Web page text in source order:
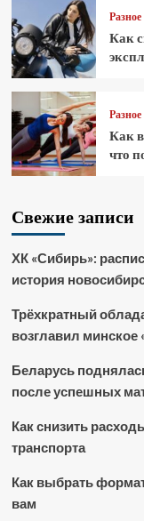
Разное
Как
Разное
Как
что
Свежие записи
ХК «Сибирь»:
история
Трёхкратный
возглавил минское
Беларусь
после успешных
Как снизить
транспорта
Как выбрать
вам